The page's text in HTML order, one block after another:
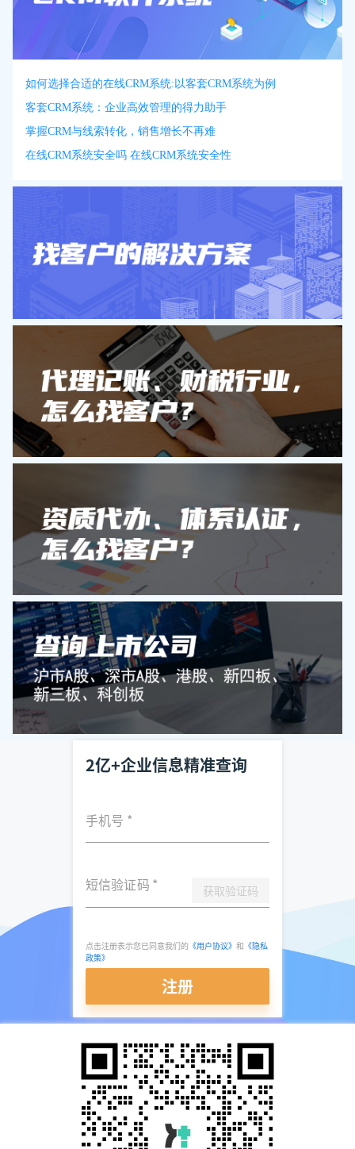
如何选择合适的在线CRM系统:以客套CRM系统为例
客套CRM系统：企业高效管理的得力助手
掌握CRM与线索转化，销售增长不再难
在线CRM系统安全吗 在线CRM系统安全性
2亿+企业信息精准查询
手机号 *
短信验证码 * 获取验证码
点击注册表示您已同意我们的 《用户协议》 和 《隐私
政策》
注册